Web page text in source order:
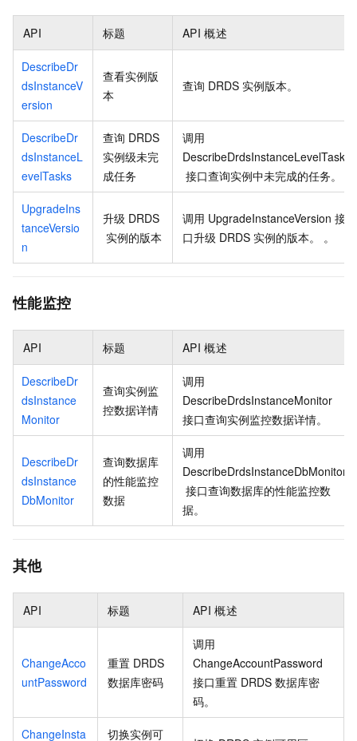
API 标题 API 概述
DescribeDr
dsInstanceV
ersion
查看实例版
本
查询 DRDS 实例版本。
DescribeDr
dsInstanceL
evelTasks
查询 DRDS
实例级未完
成任务
调用
DescribeDrdsInstanceLevelTasks
接口查询实例中未完成的任务。
UpgradeIns
tanceVersio
n
升级 DRDS
实例的版本
调用 UpgradeInstanceVersion 接
口升级 DRDS 实例的版本。 。
性能监控
API 标题 API 概述
DescribeDr
dsInstance
Monitor
查询实例监
控数据详情
调用
DescribeDrdsInstanceMonitor
接口查询实例监控数据详情。
DescribeDr
dsInstance
DbMonitor
查询数据库
的性能监控
数据
调用
DescribeDrdsInstanceDbMonitor
接口查询数据库的性能监控数
据。
其他
API 标题 API 概述
ChangeAcco
untPassword
重置 DRDS
数据库密码
调用
ChangeAccountPassword
接口重置 DRDS 数据库密
码。
ChangeInsta
切换实例可